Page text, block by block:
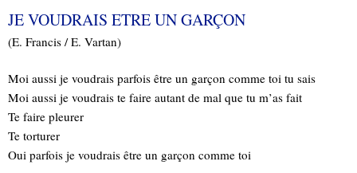
JE VOUDRAIS ETRE UN GARÇON
(E. Francis / E. Vartan)
Moi aussi je voudrais parfois être un garçon comme toi tu sais
Moi aussi je voudrais te faire autant de mal que tu m’as fait
Te faire pleurer
Te torturer
Oui parfois je voudrais être un garçon comme toi